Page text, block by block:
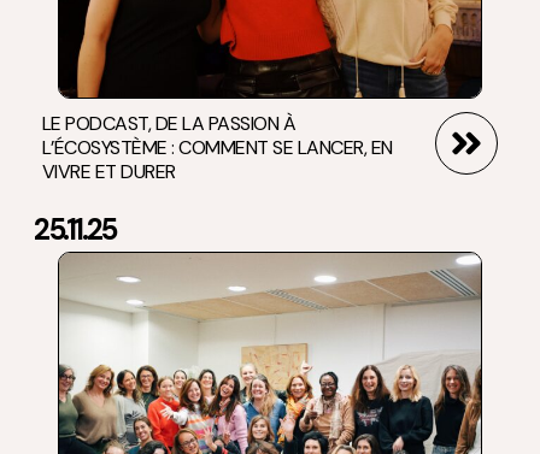
LE PODCAST, DE LA PASSION À
L’ÉCOSYSTÈME : COMMENT SE LANCER, EN
VIVRE ET DURER
25.11.25